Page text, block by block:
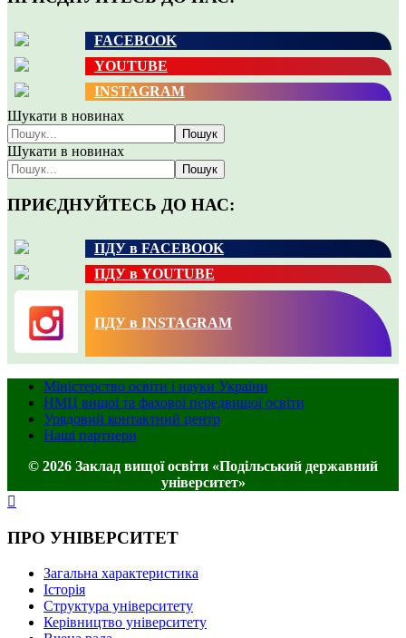
FACEBOOK
YOUTUBE
INSTAGRAM
Шукати в новинах
Пошук
Шукати в новинах
Пошук
ПРИЄДНУЙТЕСЬ ДО НАС:
ПДУ в FACEBOOK
ПДУ в YOUTUBE
ПДУ в INSTAGRAM
Міністерство освіти і науки України
НМЦ вищої та фахової передвищої освіти
Урядовий контактний центр
Наші партнери
© 2026 Заклад вищої освіти «Подільський державний
університет»
ПРО УНІВЕРСИТЕТ
Загальна характеристика
Історія
Структура університету
Керівництво університету